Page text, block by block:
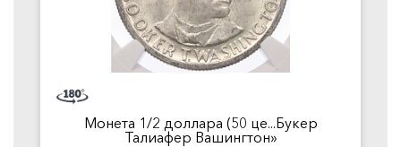
Монета 1/2 доллара (50 це...Букер
Талиафер Вашингтон»